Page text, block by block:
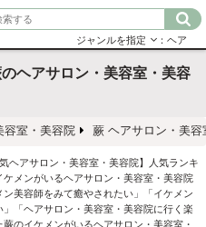
ジャンルを指定 ：ヘア
ヘアサロン・美容室・美容
容室・美容院 蕨 ヘアサロン・美容
ヘアサロン・美容室・美容院】人気ランキ
メンがいるヘアサロン・美容室・美容院
美容師をみて癒やされたい」「イケメン
「ヘアサロン・美容室・美容院に行く楽
のイケメンがいるヘアサロン・美容室・